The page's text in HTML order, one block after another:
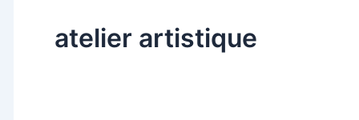
atelier artistique